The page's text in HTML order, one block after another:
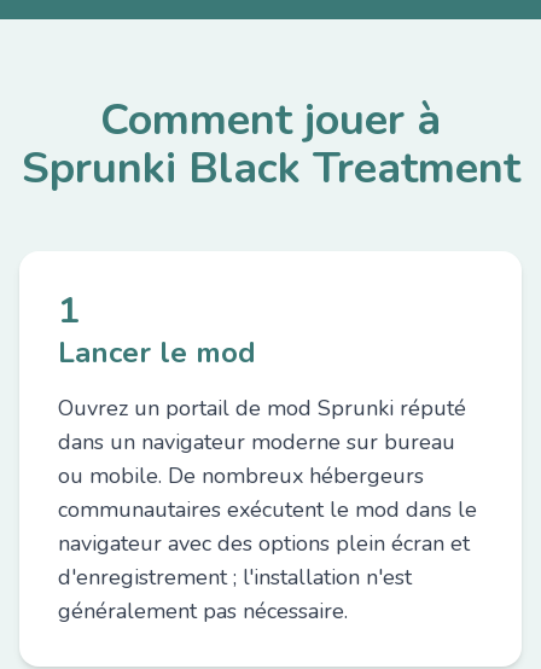
Comment jouer à
Sprunki Black Treatment
1
Lancer le mod
Ouvrez un portail de mod Sprunki réputé
dans un navigateur moderne sur bureau
ou mobile. De nombreux hébergeurs
communautaires exécutent le mod dans le
navigateur avec des options plein écran et
d'enregistrement ; l'installation n'est
généralement pas nécessaire.